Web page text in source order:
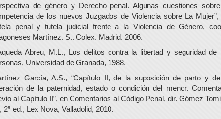
de género y Derecho penal. Algunas cuestiones
de los nuevos Juzgados de Violencia sobre La Mujer”,
penal y tutela judicial frente a la Violencia de Género,
Martínez, S., Colex, Madrid, 2006.
Abreu, M.L., Los delitos contra la libertad y seguridad de
Universidad de Granada, 1988.
García, A.S., “Capítulo II, de la suposición de parto y
de la paternidad, estado o condición del menor.
al Capítulo II”, en Comentarios al Código Penal, dir. Gómez
2ª ed., Lex Nova, Valladolid, 2010.